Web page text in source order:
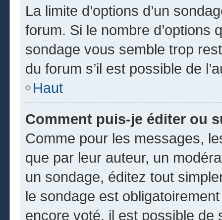
La limite d’options d’un
forum. Si le nombre d’options
sondage vous semble trop
du forum s’il est possible de
Haut
Comment puis-je éditer ou
Comme pour les messages,
que par leur auteur, un
un sondage, éditez tout
le sondage est
encore voté, il est possible de